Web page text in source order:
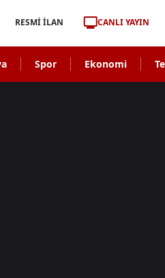
RESMİ İLAN CANLI YAYIN
Spor Ekonomi